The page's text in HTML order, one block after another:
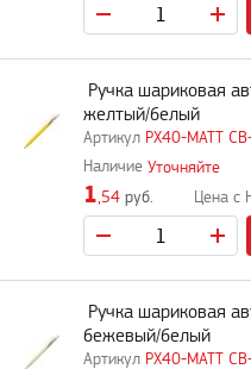
PX40-MATT
Ручка шариковая
желтый/белый
Уточняйте
1,54 руб.
PX40-MATT
Ручка шариковая
бежевый/белый